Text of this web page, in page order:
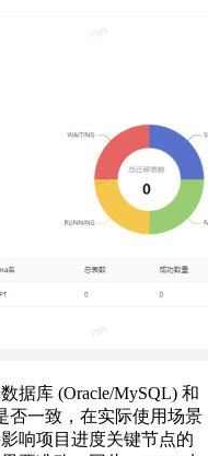
据库 (Oracle/MySQL) 和
否一致，在实际使用场景
响项目进度关键节点的